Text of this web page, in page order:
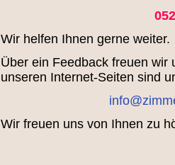
Wir helfen Ihnen gerne weiter.
Über ein Feedback freuen wir
unseren Internet-Seiten sind
Wir freuen uns von Ihnen zu